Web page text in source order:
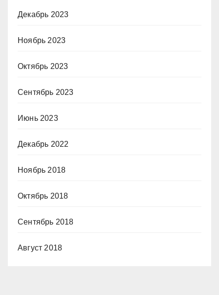
Декабрь 2023
Ноябрь 2023
Октябрь 2023
Сентябрь 2023
Июнь 2023
Декабрь 2022
Ноябрь 2018
Октябрь 2018
Сентябрь 2018
Август 2018